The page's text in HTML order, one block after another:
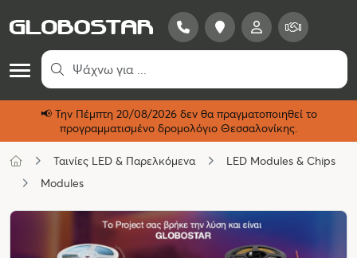
📢 Την Πέμπτη 20/08/2026 δεν θα πραγματοποιηθεί το
προγραμματισμένο δρομολόγιο Θεσσαλονίκης.
Ταινίες LED & Παρελκόμενα
LED Modules & Chips
Modules